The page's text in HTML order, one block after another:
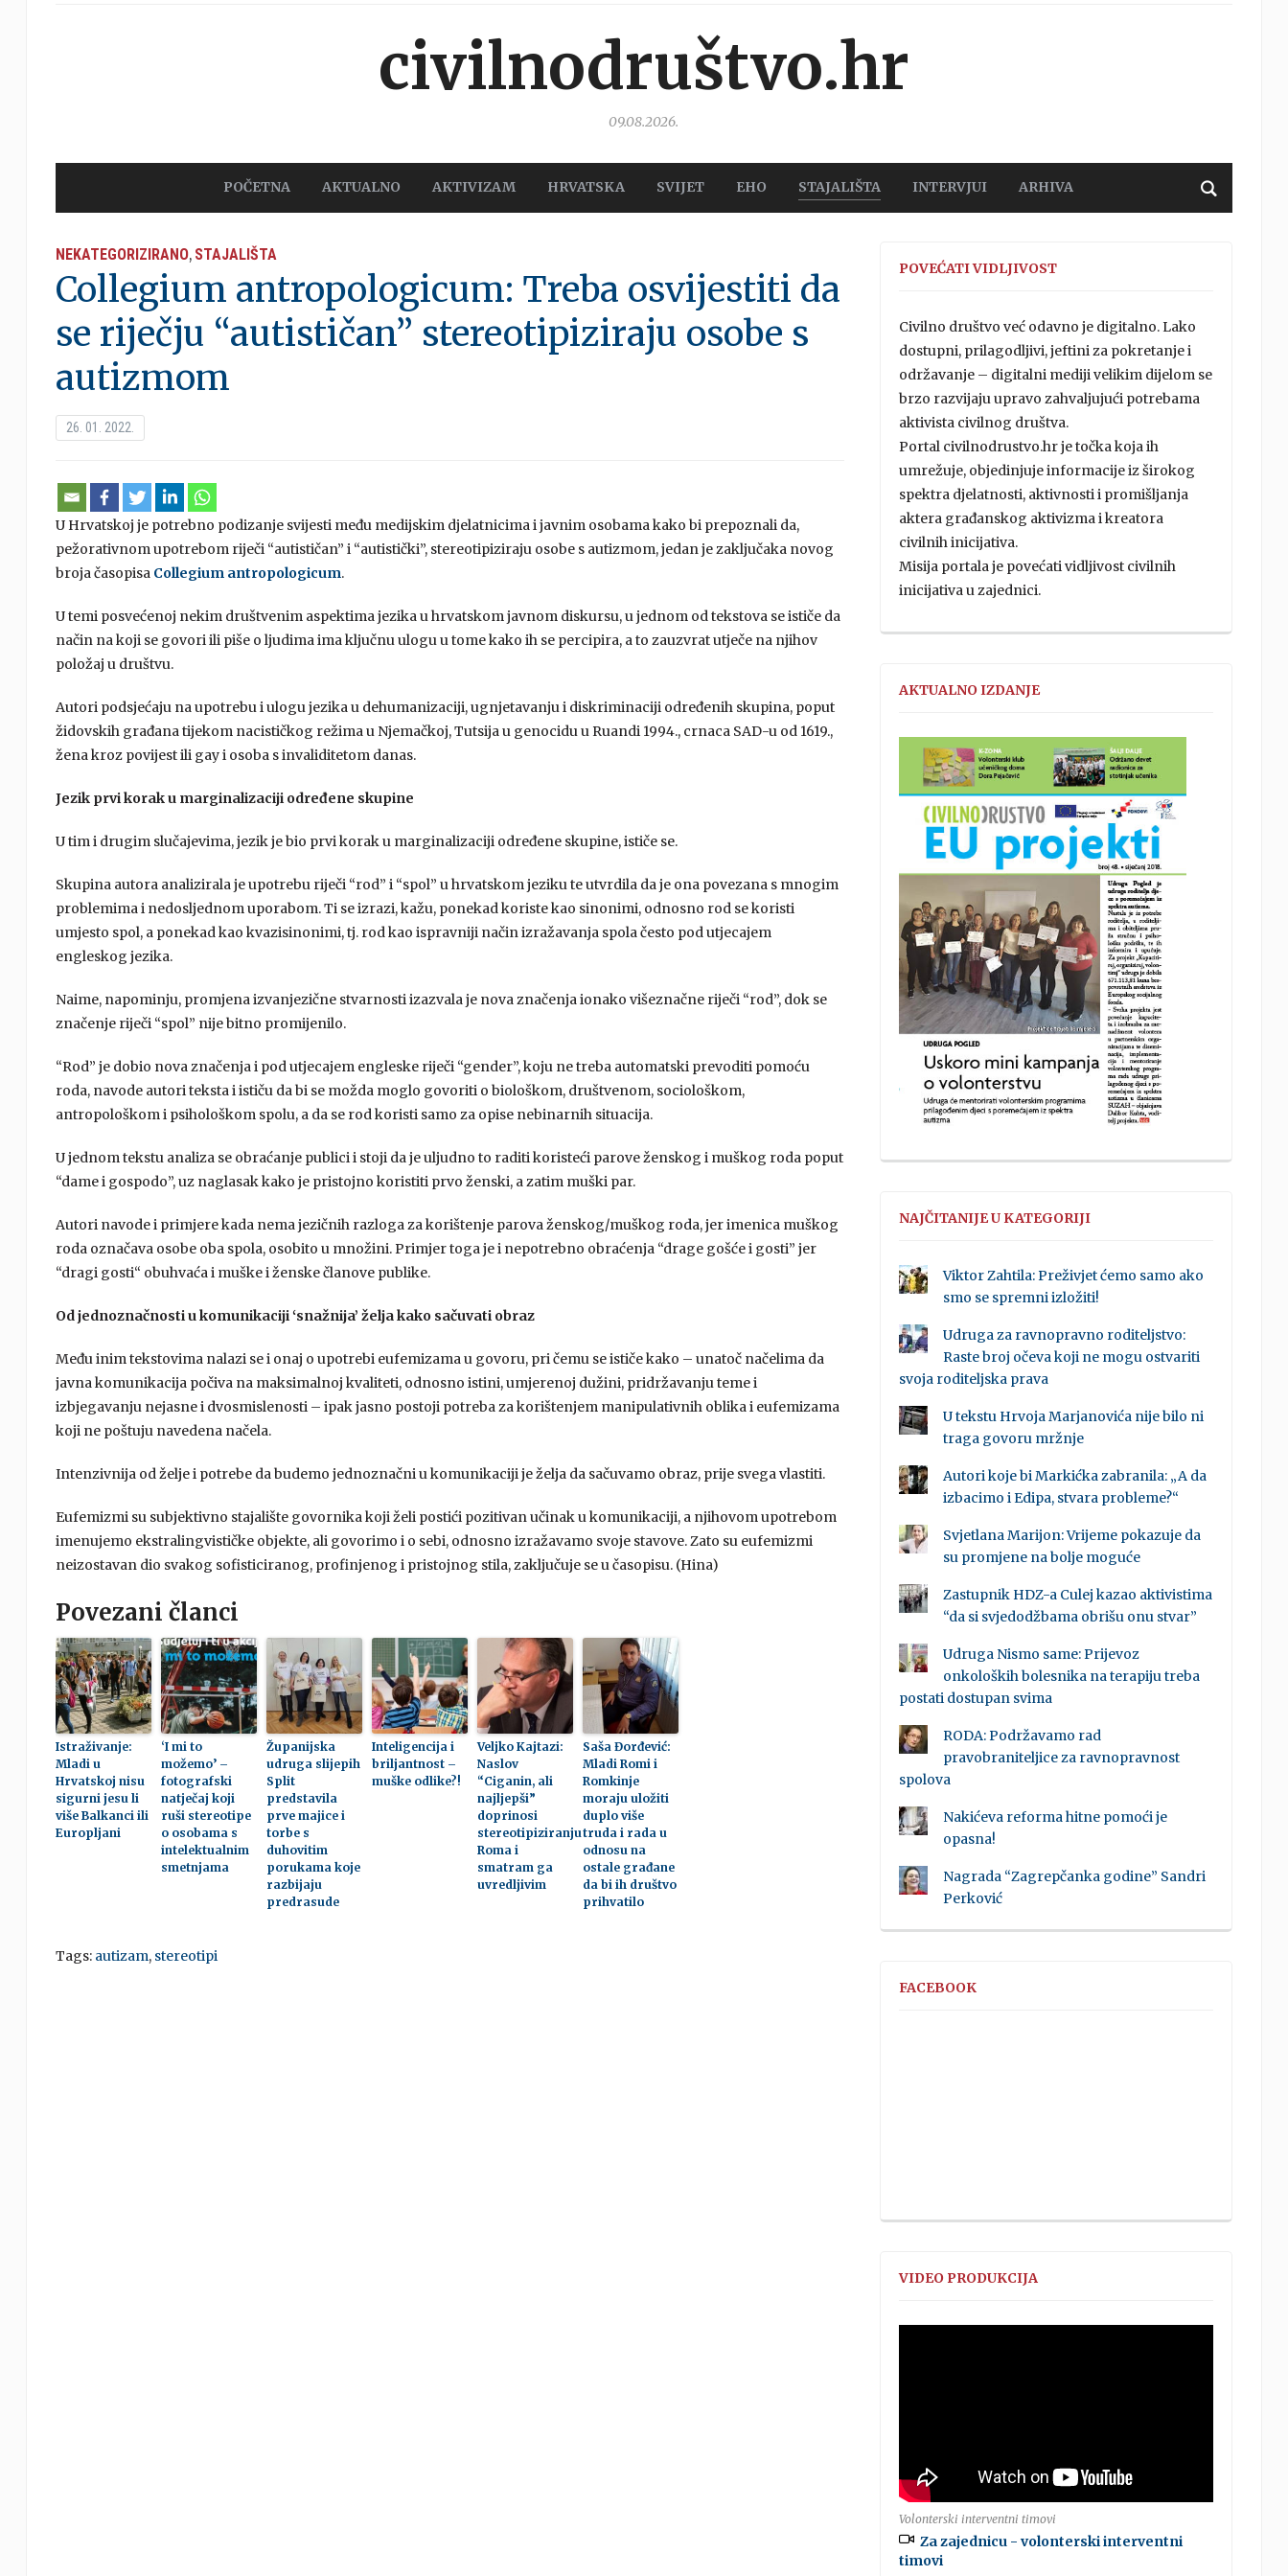
civilnodruštvo.hr
09.08.2026.
POČETNA AKTUALNO AKTIVIZAM HRVATSKA SVIJET EHO STAJALIŠTA INTERVJUI ARHIVA
NEKATEGORIZIRANO, STAJALIŠTA
Collegium antropologicum: Treba osvijestiti da
se riječju “autističan” stereotipiziraju osobe s
autizmom
26. 01. 2022.
U Hrvatskoj je potrebno podizanje svijesti među medijskim djelatnicima i javnim osobama kako bi prepoznali da,
pežorativnom upotrebom riječi “autističan” i “autistički”, stereotipiziraju osobe s autizmom, jedan je zaključaka novog
broja časopisa Collegium antropologicum.
U temi posvećenoj nekim društvenim aspektima jezika u hrvatskom javnom diskursu, u jednom od tekstova se ističe da
način na koji se govori ili piše o ljudima ima ključnu ulogu u tome kako ih se percipira, a to zauzvrat utječe na njihov
položaj u društvu.
Autori podsjećaju na upotrebu i ulogu jezika u dehumanizaciji, ugnjetavanju i diskriminaciji određenih skupina, poput
židovskih građana tijekom nacističkog režima u Njemačkoj, Tutsija u genocidu u Ruandi 1994., crnaca SAD-u od 1619.,
žena kroz povijest ili gay i osoba s invaliditetom danas.
Jezik prvi korak u marginalizaciji određene skupine
U tim i drugim slučajevima, jezik je bio prvi korak u marginalizaciji određene skupine, ističe se.
Skupina autora analizirala je upotrebu riječi “rod” i “spol” u hrvatskom jeziku te utvrdila da je ona povezana s mnogim
problemima i nedosljednom uporabom. Ti se izrazi, kažu, ponekad koriste kao sinonimi, odnosno rod se koristi
umjesto spol, a ponekad kao kvazisinonimi, tj. rod kao ispravniji način izražavanja spola često pod utjecajem
engleskog jezika.
Naime, napominju, promjena izvanjezične stvarnosti izazvala je nova značenja ionako višeznačne riječi “rod”, dok se
značenje riječi “spol” nije bitno promijenilo.
“Rod” je dobio nova značenja i pod utjecajem engleske riječi “gender”, koju ne treba automatski prevoditi pomoću
roda, navode autori teksta i ističu da bi se možda moglo govoriti o biološkom, društvenom, sociološkom,
antropološkom i psihološkom spolu, a da se rod koristi samo za opise nebinarnih situacija.
U jednom tekstu analiza se obraćanje publici i stoji da je uljudno to raditi koristeći parove ženskog i muškog roda poput
“dame i gospodo”, uz naglasak kako je pristojno koristiti prvo ženski, a zatim muški par.
Autori navode i primjere kada nema jezičnih razloga za korištenje parova ženskog/muškog roda, jer imenica muškog
roda označava osobe oba spola, osobito u množini. Primjer toga je i nepotrebno obraćenja “drage gošće i gosti” jer
“dragi gosti“ obuhvaća i muške i ženske članove publike.
Od jednoznačnosti u komunikaciji ‘snažnija’ želja kako sačuvati obraz
Među inim tekstovima nalazi se i onaj o upotrebi eufemizama u govoru, pri čemu se ističe kako – unatoč načelima da
javna komunikacija počiva na maksimalnoj kvaliteti, odnosno istini, umjerenoj dužini, pridržavanju teme i
izbjegavanju nejasne i dvosmislenosti – ipak jasno postoji potreba za korištenjem manipulativnih oblika i eufemizama
koji ne poštuju navedena načela.
Intenzivnija od želje i potrebe da budemo jednoznačni u komunikaciji je želja da sačuvamo obraz, prije svega vlastiti.
Eufemizmi su subjektivno stajalište govornika koji želi postići pozitivan učinak u komunikaciji, a njihovom upotrebom
imenujemo ekstralingvističke objekte, ali govorimo i o sebi, odnosno izražavamo svoje stavove. Zato su eufemizmi
neizostavan dio svakog sofisticiranog, profinjenog i pristojnog stila, zaključuje se u časopisu. (Hina)
Povezani članci
Istraživanje:
Mladi u
Hrvatskoj nisu
sigurni jesu li
više Balkanci ili
Europljani
‘I mi to
možemo’ –
fotografski
natječaj koji
ruši stereotipe
o osobama s
intelektualnim
smetnjama
Županijska
udruga slijepih
Split
predstavila
prve majice i
torbe s
duhovitim
porukama koje
razbijaju
predrasude
Inteligencija i
briljantnost –
muške odlike?!
Veljko Kajtazi:
Naslov
“Ciganin, ali
najljepši”
doprinosi
stereotipiziranju
Roma i
smatram ga
uvredljivim
Saša Đorđević:
Mladi Romi i
Romkinje
moraju uložiti
duplo više
truda i rada u
odnosu na
ostale građane
da bi ih društvo
prihvatilo
Tags: autizam, stereotipi
POVEĆATI VIDLJIVOST
Civilno društvo već odavno je digitalno. Lako
dostupni, prilagodljivi, jeftini za pokretanje i
održavanje – digitalni mediji velikim dijelom se
brzo razvijaju upravo zahvaljujući potrebama
aktivista civilnog društva.
Portal civilnodrustvo.hr je točka koja ih
umrežuje, objedinjuje informacije iz širokog
spektra djelatnosti, aktivnosti i promišljanja
aktera građanskog aktivizma i kreatora
civilnih inicijativa.
Misija portala je povećati vidljivost civilnih
inicijativa u zajednici.
AKTUALNO IZDANJE
NAJČITANIJE U KATEGORIJI
Viktor Zahtila: Preživjet ćemo samo ako
smo se spremni izložiti!
Udruga za ravnopravno roditeljstvo:
Raste broj očeva koji ne mogu ostvariti
svoja roditeljska prava
U tekstu Hrvoja Marjanovića nije bilo ni
traga govoru mržnje
Autori koje bi Markićka zabranila: „A da
izbacimo i Edipa, stvara probleme?“
Svjetlana Marijon: Vrijeme pokazuje da
su promjene na bolje moguće
Zastupnik HDZ-a Culej kazao aktivistima
“da si svjedodžbama obrišu onu stvar”
Udruga Nismo same: Prijevoz
onkoloških bolesnika na terapiju treba
postati dostupan svima
RODA: Podržavamo rad
pravobraniteljice za ravnopravnost
spolova
Nakićeva reforma hitne pomoći je
opasna!
Nagrada “Zagrepčanka godine” Sandri
Perković
FACEBOOK
VIDEO PRODUKCIJA
Volonterski interventni timovi
Za zajednicu - volonterski interventni
timovi